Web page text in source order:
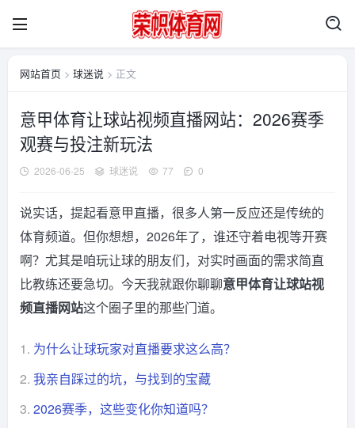
网站首页 > 球迷说 > 正文
意甲体育让球站视频直播网站：2026赛季
观赛与投注新玩法
2026-06-25 球迷说 77 0
说实话，提起看意甲直播，很多人第一反应还是传统的
体育频道。但你想想，2026年了，谁还守着电视等开赛
啊？尤其是咱玩让球的朋友们，对实时画面的需求简直
比教练还要急切。今天我就跟你聊聊意甲体育让球站视
频直播网站这个圈子里的那些门道。
1. 为什么让球玩家对直播要求这么高？
2. 我亲自踩过的坑，与找到的宝藏
3. 2026赛季，这些变化你知道吗？